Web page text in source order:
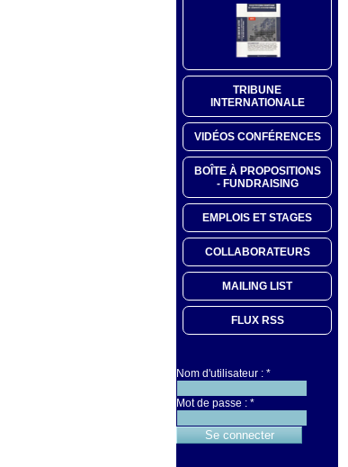
TRIBUNE
INTERNATIONALE
VIDÉOS CONFÉRENCES
BOÎTE À PROPOSITIONS
- FUNDRAISING
EMPLOIS ET STAGES
COLLABORATEURS
MAILING LIST
FLUX RSS
Nom d'utilisateur : *
Mot de passe : *